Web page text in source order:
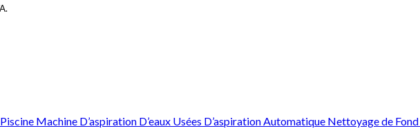
Machine D’aspiration D’eaux Usées D’aspiration Automatique Nettoyage de